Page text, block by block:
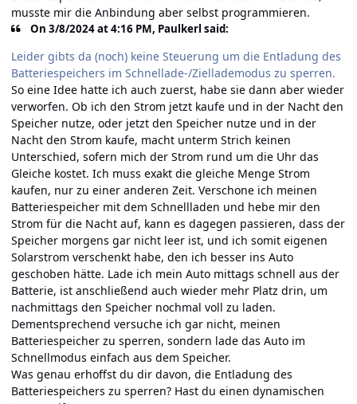
musste mir die Anbindung aber selbst programmieren.
On 3/8/2024 at 4:16 PM, Paulkerl said:
Leider gibts da (noch) keine Steuerung um die Entladung des
Batteriespeichers im Schnellade-/Ziellademodus zu sperren.
So eine Idee hatte ich auch zuerst, habe sie dann aber wieder
verworfen. Ob ich den Strom jetzt kaufe und in der Nacht den
Speicher nutze, oder jetzt den Speicher nutze und in der
Nacht den Strom kaufe, macht unterm Strich keinen
Unterschied, sofern mich der Strom rund um die Uhr das
Gleiche kostet. Ich muss exakt die gleiche Menge Strom
kaufen, nur zu einer anderen Zeit. Verschone ich meinen
Batteriespeicher mit dem Schnellladen und hebe mir den
Strom für die Nacht auf, kann es dagegen passieren, dass der
Speicher morgens gar nicht leer ist, und ich somit eigenen
Solarstrom verschenkt habe, den ich besser ins Auto
geschoben hätte. Lade ich mein Auto mittags schnell aus der
Batterie, ist anschließend auch wieder mehr Platz drin, um
nachmittags den Speicher nochmal voll zu laden.
Dementsprechend versuche ich gar nicht, meinen
Batteriespeicher zu sperren, sondern lade das Auto im
Schnellmodus einfach aus dem Speicher.
Was genau erhoffst du dir davon, die Entladung des
Batteriespeichers zu sperren? Hast du einen dynamischen